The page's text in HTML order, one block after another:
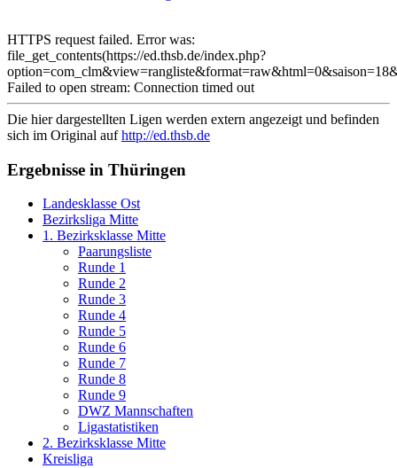
HTTPS request failed. Error was:
file_get_contents(https://ed.thsb.de/index.php?
Failed to open stream: Connection timed out
Die hier dargestellten Ligen werden extern angezeigt und befinden
sich im Original aufhttp://ed.thsb.de
Ergebnisse in Thüringen
Landesklasse Ost
Bezirksliga Mitte
1. Bezirksklasse Mitte
Paarungsliste
Runde 1
Runde 2
Runde 3
Runde 4
Runde 5
Runde 6
Runde 7
Runde 8
Runde 9
DWZ Mannschaften
Ligastatistiken
2. Bezirksklasse Mitte
Kreisliga